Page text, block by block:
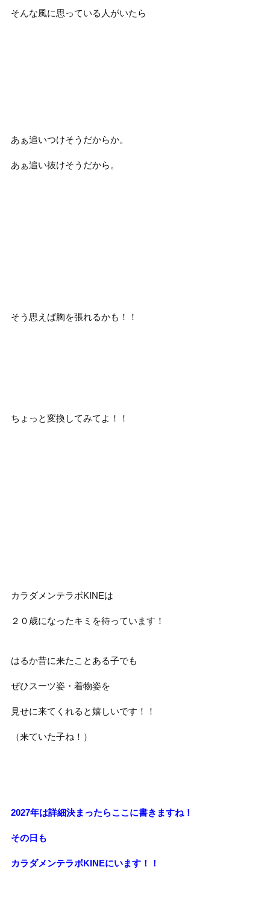
そんな風に思っている人がいたら
あぁ追いつけそうだからか。
あぁ追い抜けそうだから。
そう思えば胸を張れるかも！！
ちょっと変換してみてよ！！
カラダメンテラボKINEは
２０歳になったキミを待っています！
はるか昔に来たことある子でも
ぜひスーツ姿・着物姿を
見せに来てくれると嬉しいです！！
（来ていた子ね！）
2027年は詳細決まったらここに書きますね！
その日も
カラダメンテラボKINEにいます！！